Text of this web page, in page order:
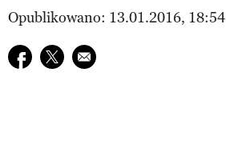
Opublikowano: 13.01.2016, 18:54
Udostępnij na facebook
Udostępnij na twitter
E-mail do przyjaciela